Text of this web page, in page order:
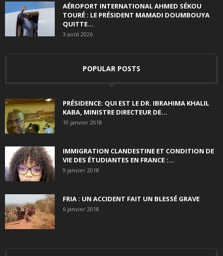
AÉROPORT INTERNATIONAL AHMED SÉKOU
TOURÉ : LE PRÉSIDENT MAMADI DOUMBOUYA
QUITTE...
3 août 2026
POPULAR POSTS
PRÉSIDENCE: QUI EST LE DR. IBRAHIMA KHALIL
KABA, MINISTRE DIRECTEUR DE...
10 janvier 2018
IMMIGRATION CLANDESTINE ET CONDITION DE
VIE DES ÉTUDIANTES EN FRANCE :...
9 janvier 2018
FRIA : UN ACCIDENT FAIT UN BLESSÉ GRAVE
6 janvier 2018